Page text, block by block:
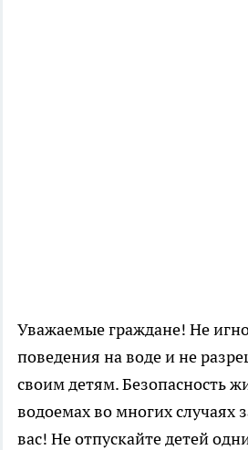
Уважаемые граждане! Не
поведения на воде и не
своим детям. Безопасность
водоемах во многих случаях
вас! Не отпускайте детей